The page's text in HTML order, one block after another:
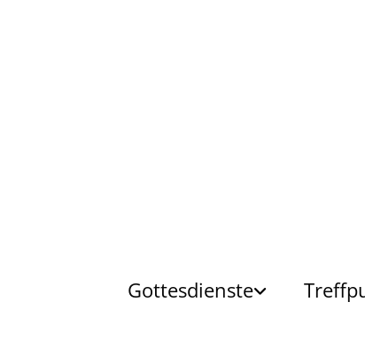
Gottesdienste